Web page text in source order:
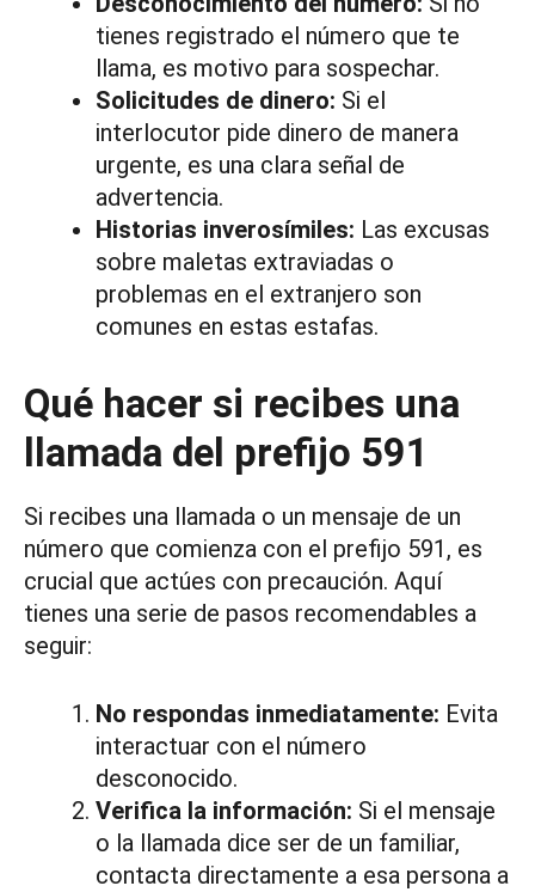
tienes registrado el número que te
llama, es motivo para sospechar.
Solicitudes de dinero: Si el
interlocutor pide dinero de manera
urgente, es una clara señal de
advertencia.
Historias inverosímiles: Las excusas
sobre maletas extraviadas o
problemas en el extranjero son
comunes en estas estafas.
Qué hacer si recibes una
llamada del prefijo 591
Si recibes una llamada o un mensaje de un
número que comienza con el prefijo 591, es
crucial que actúes con precaución. Aquí
tienes una serie de pasos recomendables a
seguir:
No respondas inmediatamente: Evita
interactuar con el número
desconocido.
Verifica la información: Si el mensaje
o la llamada dice ser de un familiar,
contacta directamente a esa persona a